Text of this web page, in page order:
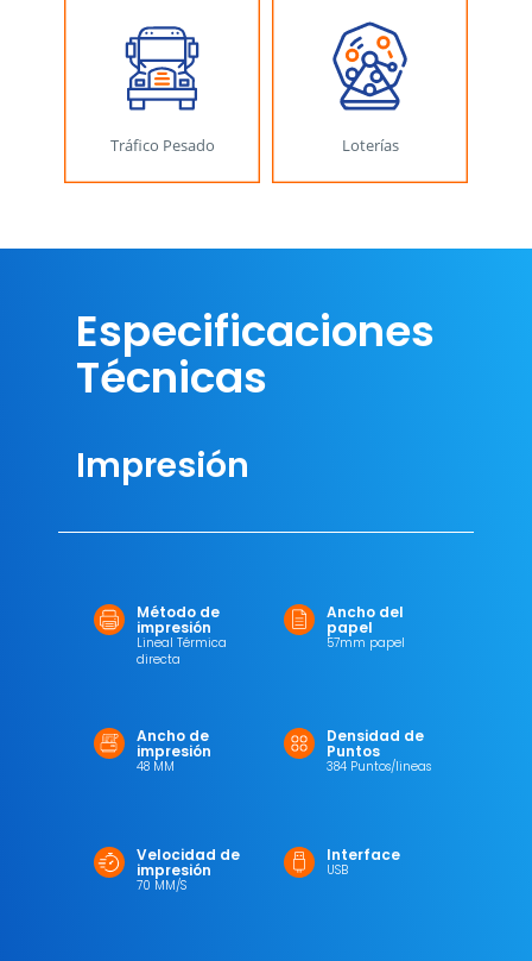
Especificaciones
Técnicas
Impresión
Método de
impresión
Lineal Térmica
directa
Ancho del
papel
57mm papel
Ancho de
impresión
48 MM
Densidad de
Puntos
384 Puntos/lineas
Velocidad de
impresión
70 MM/S
Interface
USB